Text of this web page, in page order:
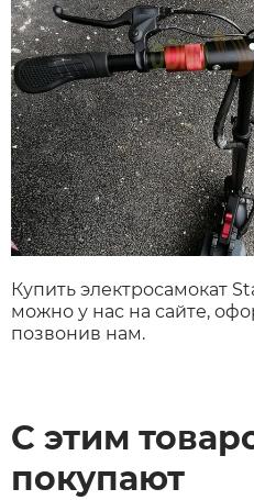
Купить электросамокат
можно у нас на сайте,
позвонив нам.
С этим
покупают